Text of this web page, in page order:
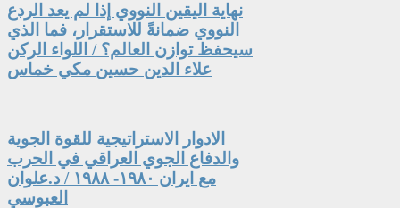
نهاية اليقين النووي إذا لم يعد الردع
النووي ضمانةً للاستقرار، فما الذي
سيحفظ توازن العالم؟ / اللواء الركن
علاء الدين حسين مكي خماس
الادوار الاستراتيجية للقوة الجوية
والدفاع الجوي العراقي في الحرب
مع ايران ١٩٨٠- ١٩٨٨ / د.علوان
العبوسي